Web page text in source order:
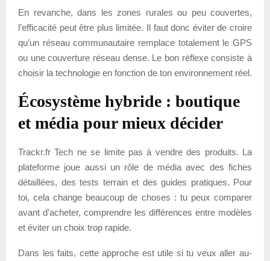
En revanche, dans les zones rurales ou peu couvertes,
l’efficacité peut être plus limitée. Il faut donc éviter de croire
qu’un réseau communautaire remplace totalement le GPS
ou une couverture réseau dense. Le bon réflexe consiste à
choisir la technologie en fonction de ton environnement réel.
Écosystème hybride : boutique
et média pour mieux décider
Trackr.fr Tech ne se limite pas à vendre des produits. La
plateforme joue aussi un rôle de média avec des fiches
détaillées, des tests terrain et des guides pratiques. Pour
toi, cela change beaucoup de choses : tu peux comparer
avant d’acheter, comprendre les différences entre modèles
et éviter un choix trop rapide.
Dans les faits, cette approche est utile si tu veux aller au-